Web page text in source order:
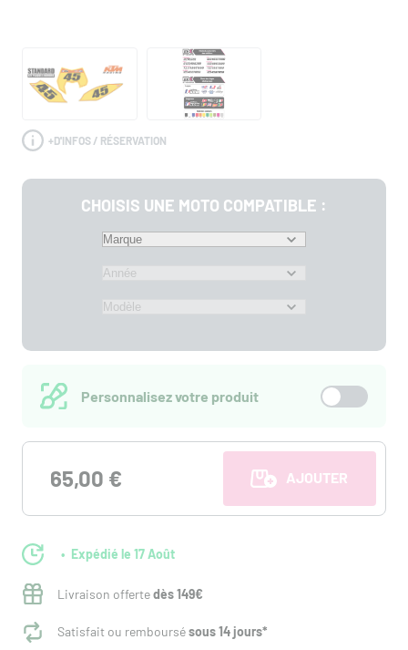
+D'INFOS / RÉSERVATION
CHOISIS UNE MOTO COMPATIBLE :
Personnalisez votre produit
65,00 € AJOUTER AU
Expédié le 17 Août
Livraison offertedès 149€
Satisfait ou remboursésous 14 jours*